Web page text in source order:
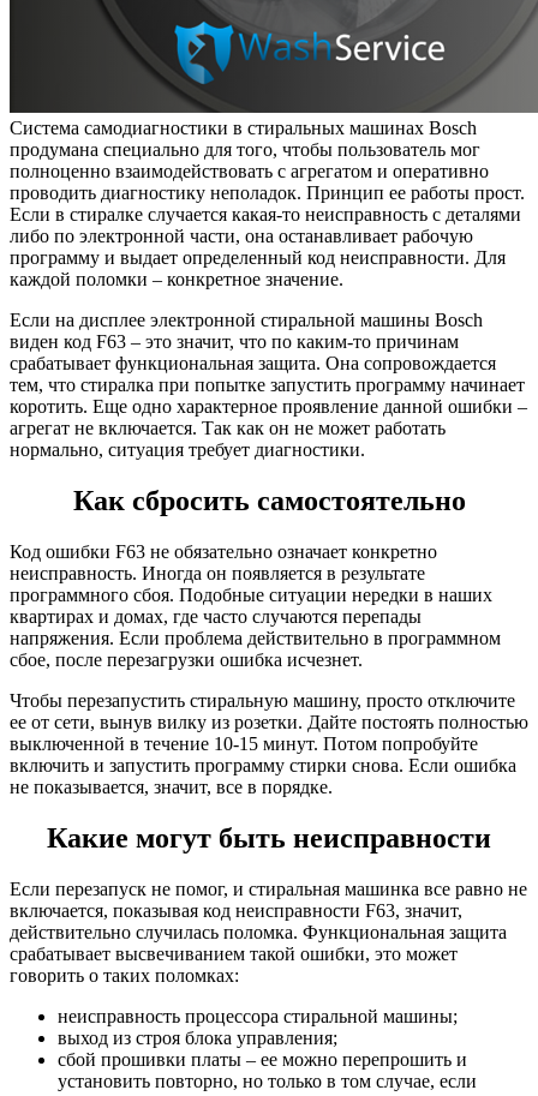
Система самодиагностики в стиральных машинах Bosch
продумана специально для того, чтобы пользователь мог
полноценно взаимодействовать с агрегатом и оперативно
проводить диагностику неполадок. Принцип ее работы прост.
Если в стиралке случается какая-то неисправность с деталями
либо по электронной части, она останавливает рабочую
программу и выдает определенный код неисправности. Для
каждой поломки – конкретное значение.
Если на дисплее электронной стиральной машины Bosch
виден код F63 – это значит, что по каким-то причинам
срабатывает функциональная защита. Она сопровождается
тем, что стиралка при попытке запустить программу начинает
коротить. Еще одно характерное проявление данной ошибки –
агрегат не включается. Так как он не может работать
нормально, ситуация требует диагностики.
Как сбросить самостоятельно
Код ошибки F63 не обязательно означает конкретно
неисправность. Иногда он появляется в результате
программного сбоя. Подобные ситуации нередки в наших
квартирах и домах, где часто случаются перепады
напряжения. Если проблема действительно в программном
сбое, после перезагрузки ошибка исчезнет.
Чтобы перезапустить стиральную машину, просто отключите
ее от сети, вынув вилку из розетки. Дайте постоять полностью
выключенной в течение 10-15 минут. Потом попробуйте
включить и запустить программу стирки снова. Если ошибка
не показывается, значит, все в порядке.
Какие могут быть неисправности
Если перезапуск не помог, и стиральная машинка все равно не
включается, показывая код неисправности F63, значит,
действительно случилась поломка. Функциональная защита
срабатывает высвечиванием такой ошибки, это может
говорить о таких поломках:
неисправность процессора стиральной машины;
выход из строя блока управления;
сбой прошивки платы – ее можно перепрошить и
установить повторно, но только в том случае, если